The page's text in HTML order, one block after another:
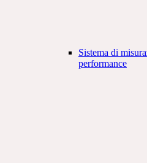
Sistema di
performance